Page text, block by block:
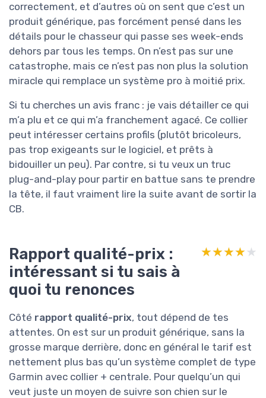
correctement, et d’autres où on sent que c’est un
produit générique, pas forcément pensé dans les
détails pour le chasseur qui passe ses week-ends
dehors par tous les temps. On n’est pas sur une
catastrophe, mais ce n’est pas non plus la solution
miracle qui remplace un système pro à moitié prix.
Si tu cherches un avis franc : je vais détailler ce qui
m’a plu et ce qui m’a franchement agacé. Ce collier
peut intéresser certains profils (plutôt bricoleurs,
pas trop exigeants sur le logiciel, et prêts à
bidouiller un peu). Par contre, si tu veux un truc
plug-and-play pour partir en battue sans te prendre
la tête, il faut vraiment lire la suite avant de sortir la
CB.
Rapport qualité-prix :
intéressant si tu sais à
quoi tu renonces
★★★★★
★★★★★
Côté rapport qualité-prix, tout dépend de tes
attentes. On est sur un produit générique, sans la
grosse marque derrière, donc en général le tarif est
nettement plus bas qu’un système complet de type
Garmin avec collier + centrale. Pour quelqu’un qui
veut juste un moyen de suivre son chien sur le